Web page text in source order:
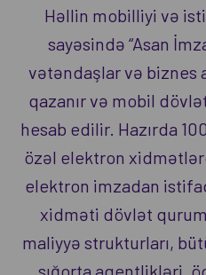
Həllin mobilliyi və
sayəsində “Asan
vətəndaşlar və biznes
qazanır və mobil
hesab edilir. Hazırda
özəl elektron
elektron imzadan
xidməti dövlət
maliyyə strukturları,
sığorta agentlikləri,